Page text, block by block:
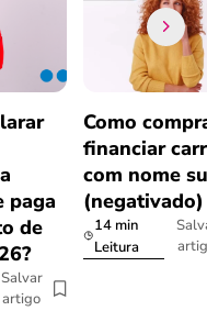
paga
de
Salvar
artigo
Como
financiar
com nome
(negativado)
14 min
Leitura